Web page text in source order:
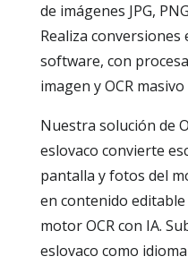
de imágenes JPG,
Realiza
software, con
imagen y OCR
Nuestra solución de
eslovaco convierte
pantalla y fotos del
en contenido
motor OCR con IA.
eslovaco como